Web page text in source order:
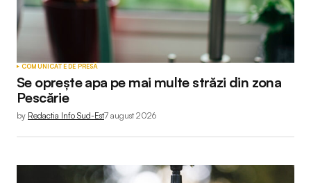
COMUNICATE DE PRESĂ
Se oprește apa pe mai multe străzi din zona
Pescărie
by Redactia Info Sud-Est7 august 2026